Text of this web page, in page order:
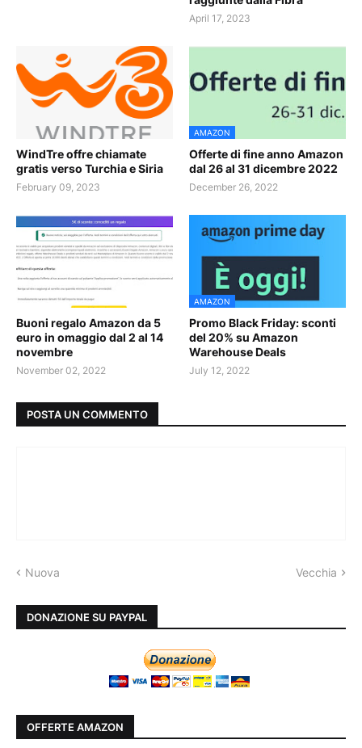
April 17, 2023
WindTre offre chiamate
gratis verso Turchia e Siria
February 09, 2023
AMAZON
Offerte di fine anno Amazon
dal 26 al 31 dicembre 2022
December 26, 2022
Buoni regalo Amazon da 5
euro in omaggio dal 2 al 14
novembre
November 02, 2022
AMAZON
Promo Black Friday: sconti
del 20% su Amazon
Warehouse Deals
July 12, 2022
POSTA UN COMMENTO
Nuova Vecchia
DONAZIONE SU PAYPAL
OFFERTE AMAZON